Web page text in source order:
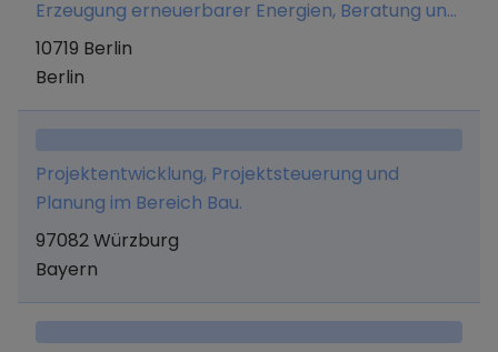
Erzeugung erneuerbarer Energien, Beratung und
Projektbegleitung bei Erwerb oder Errichtung
solcher Anlagen für Dritte sowie Verkauf und
10719 Berlin
Berlin
Projektentwicklung, Projektsteuerung und
Planung im Bereich Bau.
97082 Würzburg
Bayern